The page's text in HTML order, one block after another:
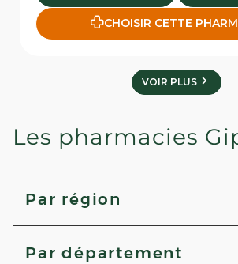
CHOISIR CETTE
VOIR PLUS
Les pharmacies
Par région
Normandie
Par département